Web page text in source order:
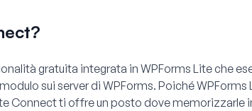
gratuita integrata in WPForms Lite che
sui server di WPForms. Poiché WPForms
Connect ti offre un posto dove memorizzarle